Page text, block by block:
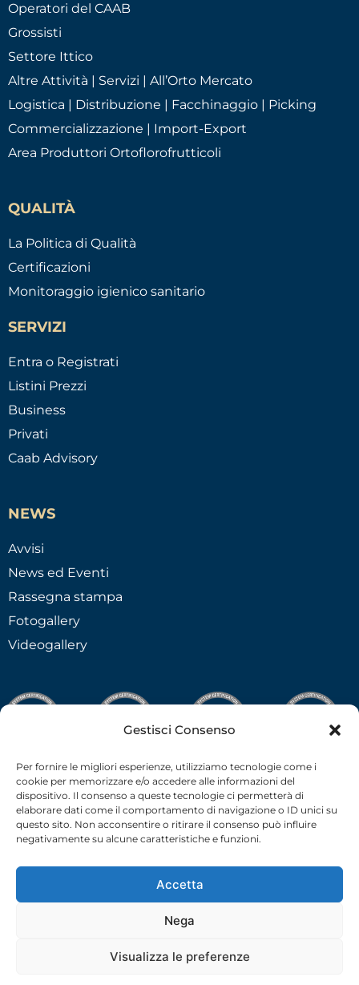
Gestisci Consenso
Per fornire le migliori esperienze, utilizziamo tecnologie come i
cookie per memorizzare e/o accedere alle informazioni del
dispositivo. Il consenso a queste tecnologie ci permetterà di
elaborare dati come il comportamento di navigazione o ID unici su
questo sito. Non acconsentire o ritirare il consenso può influire
negativamente su alcune caratteristiche e funzioni.
Accetta
Nega
Visualizza le preferenze
Operatori del CAAB
Grossisti
Settore Ittico
Altre Attività | Servizi | All’Orto Mercato
Logistica | Distribuzione | Facchinaggio | Picking
Commercializzazione | Import-Export
Area Produttori Ortoflorofrutticoli
QUALITÀ
La Politica di Qualità
Certificazioni
Monitoraggio igienico sanitario
SERVIZI
Entra o Registrati
Listini Prezzi
Business
Privati
Caab Advisory
NEWS
Avvisi
News ed Eventi
Rassegna stampa
Fotogallery
Videogallery
C.F.-P.I. 02538910379 all rights reserved © –
Privacy Policy– Cookie Policy